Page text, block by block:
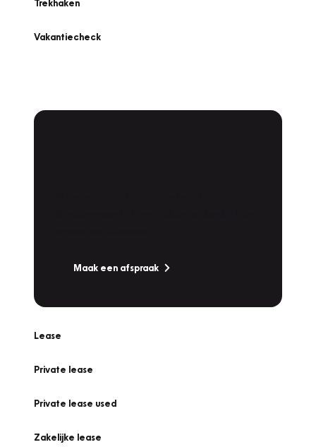
Trekhaken
Vakantiecheck
Maak een afspraak
Lease
Private lease
Private lease used
Zakelijke lease